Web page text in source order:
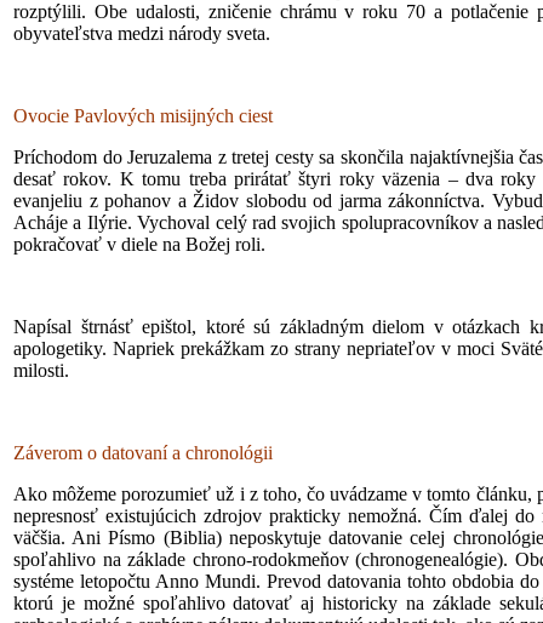
rozptýlili. Obe udalosti, zničenie chrámu v roku 70 a potlačenie
obyvateľstva medzi národy sveta.
Ovocie Pavlových misijných ciest
Príchodom do Jeruzalema z tretej cesty sa skončila najaktívnejšia
desať rokov. K tomu treba prirátať štyri roky väzenia – dva
evanjeliu z pohanov a Židov slobodu od jarma zákonníctva.
Acháje a Ilýrie. Vychoval celý rad svojich spolupracovníkov a
pokračovať v diele na Božej roli.
Napísal štrnásť epištol, ktoré sú základným dielom v otázkach
apologetiky. Napriek prekážkam zo strany nepriateľov v moci
milosti.
Záverom o datovaní a chronológii
Ako môžeme porozumieť už i z toho, čo uvádzame v tomto článku,
nepresnosť existujúcich zdrojov prakticky nemožná. Čím ďalej
väčšia. Ani Písmo (Biblia) neposkytuje datovanie celej
spoľahlivo na základe chrono-rodokmeňov (chronogenealógie).
systéme letopočtu Anno Mundi. Prevod datovania tohto obdobia
ktorú je možné spoľahlivo datovať aj historicky na základe